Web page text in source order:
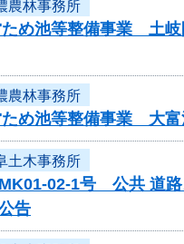
農林事務所
ため池等整備事業 土
農林事務所
ため池等整備事業 大
土木事務所
MK01-02-1号 公共 道
告